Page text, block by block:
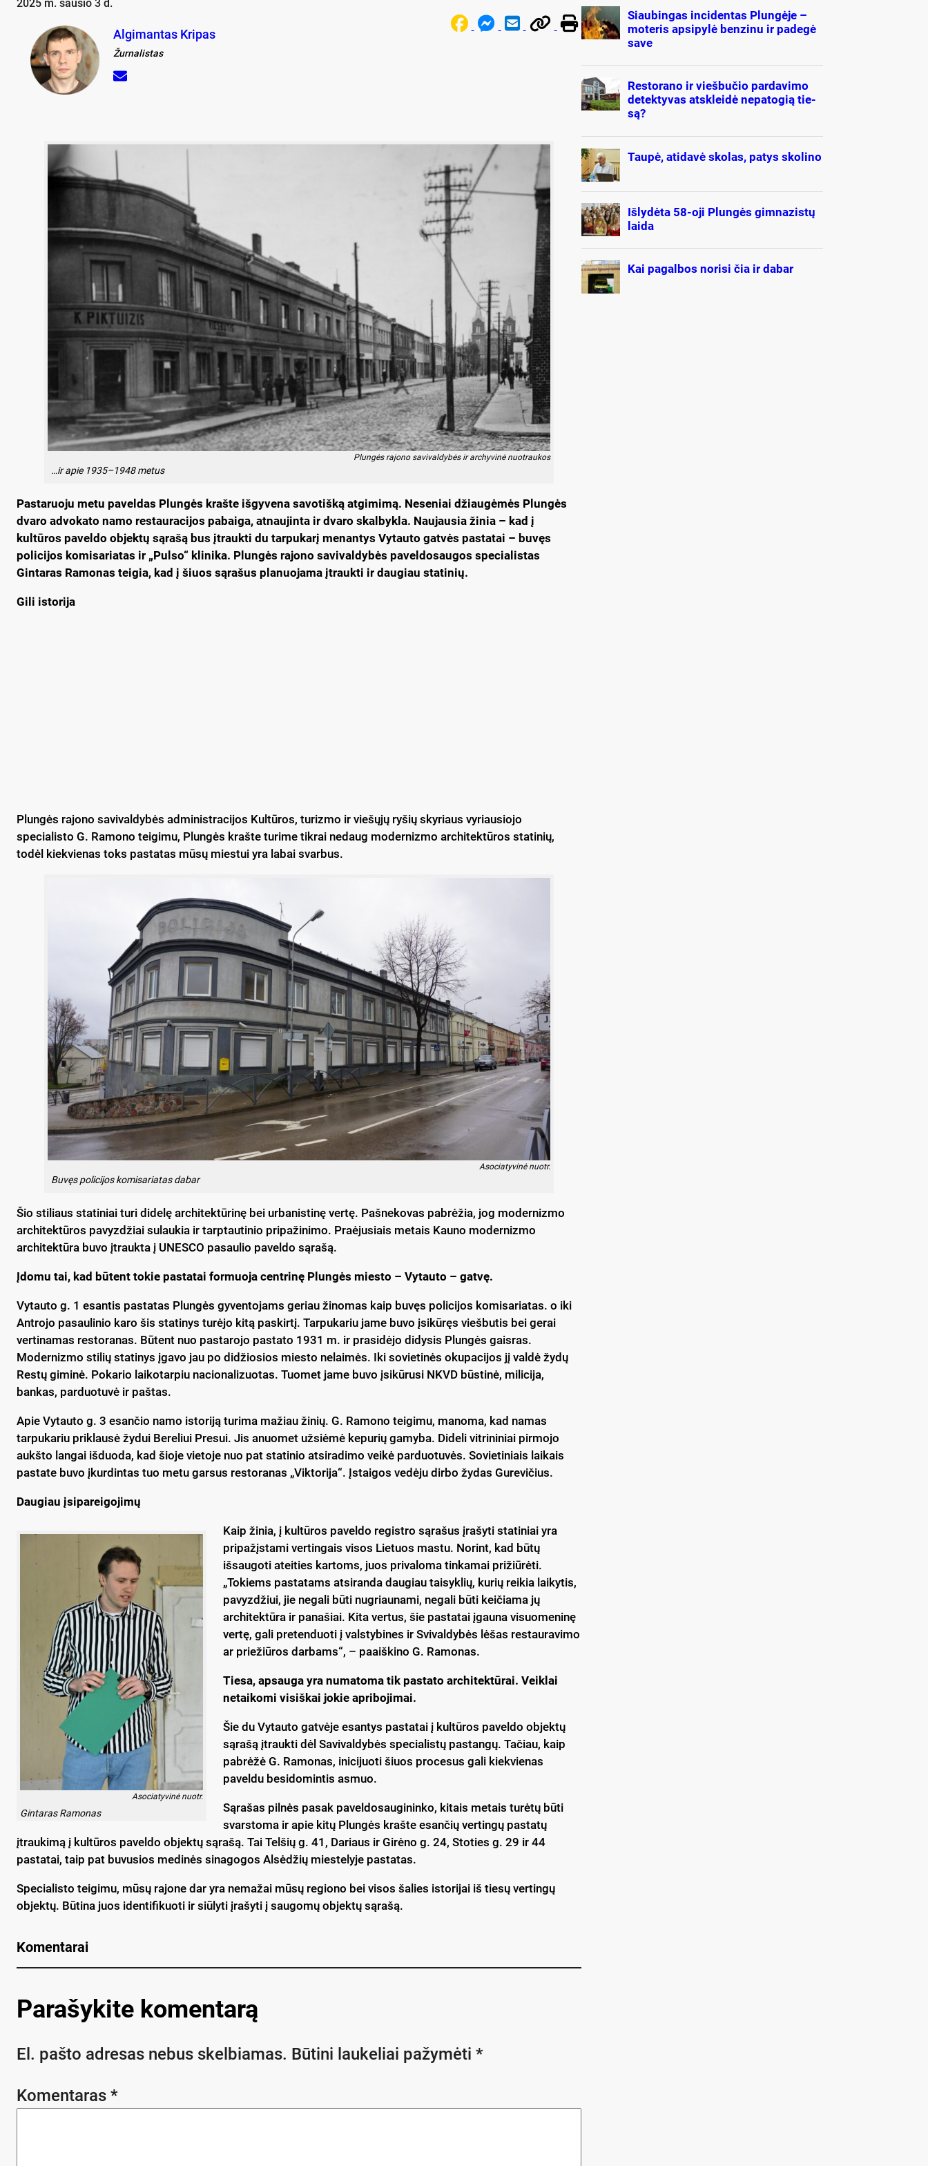
2025 m. sausio 3 d.
Algimantas Kripas
Žurnalistas
Plungės rajono savivaldybės ir archyvinė nuotraukos
…ir apie 1935–1948 metus
Pastaruoju metu paveldas Plungės krašte išgyvena savotišką atgimimą. Neseniai džiaugėmės Plungės
dvaro advokato namo restauracijos pabaiga, atnaujinta ir dvaro skalbykla. Naujausia žinia – kad į
kultūros paveldo objektų sąrašą bus įtraukti du tarpukarį menantys Vytauto gatvės pastatai – buvęs
policijos komisariatas ir „Pulso“ klinika. Plungės rajono savivaldybės paveldosaugos specialistas
Gintaras Ramonas teigia, kad į šiuos sąrašus planuojama įtraukti ir daugiau statinių.
Gili istorija
Plungės rajono savivaldybės administracijos Kultūros, turizmo ir viešųjų ryšių skyriaus vyriausiojo
specialisto G. Ramono teigimu, Plungės krašte turime tikrai nedaug modernizmo architektūros statinių,
todėl kiekvienas toks pastatas mūsų miestui yra labai svarbus.
Asociatyvinė nuotr.
Buvęs policijos komisariatas dabar
Šio stiliaus statiniai turi didelę architektūrinę bei urbanistinę vertę. Pašnekovas pabrėžia, jog modernizmo
architektūros pavyzdžiai sulaukia ir tarptautinio pripažinimo. Praėjusiais metais Kauno modernizmo
architektūra buvo įtraukta į UNESCO pasaulio paveldo sąrašą.
Įdomu tai, kad būtent tokie pastatai formuoja centrinę Plungės miesto – Vytauto – gatvę.
Vytauto g. 1 esantis pastatas Plungės gyventojams geriau žinomas kaip buvęs policijos komisariatas. o iki
Antrojo pasaulinio karo šis statinys turėjo kitą paskirtį. Tarpukariu jame buvo įsikūręs viešbutis bei gerai
vertinamas restoranas. Būtent nuo pastarojo pastato 1931 m. ir prasidėjo didysis Plungės gaisras.
Modernizmo stilių statinys įgavo jau po didžiosios miesto nelaimės. Iki sovietinės okupacijos jį valdė žydų
Restų giminė. Pokario laikotarpiu nacionalizuotas. Tuomet jame buvo įsikūrusi NKVD būstinė, milicija,
bankas, parduotuvė ir paštas.
Apie Vytauto g. 3 esančio namo istoriją turima mažiau žinių. G. Ramono teigimu, manoma, kad namas
tarpukariu priklausė žydui Bereliui Presui. Jis anuomet užsiėmė kepurių gamyba. Dideli vitrininiai pirmojo
aukšto langai išduoda, kad šioje vietoje nuo pat statinio atsiradimo veikė parduotuvės. Sovietiniais laikais
pastate buvo įkurdintas tuo metu garsus restoranas „Viktorija“. Įstaigos vedėju dirbo žydas Gurevičius.
Daugiau įsipareigojimų
Asociatyvinė nuotr.
Gintaras Ramonas
Kaip žinia, į kultūros paveldo registro sąrašus įrašyti statiniai yra
pripažįstami vertingais visos Lietuos mastu. Norint, kad būtų
išsaugoti ateities kartoms, juos privaloma tinkamai prižiūrėti.
„Tokiems pastatams atsiranda daugiau taisyklių, kurių reikia laikytis,
pavyzdžiui, jie negali būti nugriaunami, negali būti keičiama jų
architektūra ir panašiai. Kita vertus, šie pastatai įgauna visuomeninę
vertę, gali pretenduoti į valstybines ir Svivaldybės lėšas restauravimo
ar priežiūros darbams“, – paaiškino G. Ramonas.
Tiesa, apsauga yra numatoma tik pastato architektūrai. Veiklai
netaikomi visiškai jokie apribojimai.
Šie du Vytauto gatvėje esantys pastatai į kultūros paveldo objektų
sąrašą įtraukti dėl Savivaldybės specialistų pastangų. Tačiau, kaip
pabrėžė G. Ramonas, inicijuoti šiuos procesus gali kiekvienas
paveldu besidomintis asmuo.
Sąrašas pilnės pasak paveldosaugininko, kitais metais turėtų būti
svarstoma ir apie kitų Plungės krašte esančių vertingų pastatų
įtraukimą į kultūros paveldo objektų sąrašą. Tai Telšių g. 41, Dariaus ir Girėno g. 24, Stoties g. 29 ir 44
pastatai, taip pat buvusios medinės sinagogos Alsėdžių miestelyje pastatas.
Specialisto teigimu, mūsų rajone dar yra nemažai mūsų regiono bei visos šalies istorijai iš tiesų vertingų
objektų. Būtina juos identifikuoti ir siūlyti įrašyti į saugomų objektų sąrašą.
Komentarai
Parašykite komentarą
El. pašto adresas nebus skelbiamas. Būtini laukeliai pažymėti *
Komentaras *